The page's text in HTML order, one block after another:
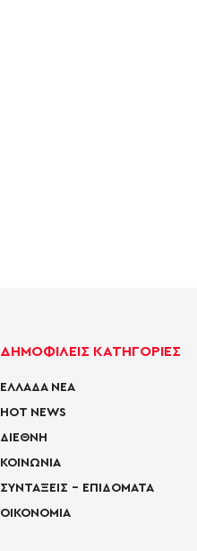
ΔΗΜΟΦΙΛΕΙΣ ΚΑΤΗΓΟΡΙΕΣ
ΕΛΛΑΔΑ ΝΕΑ
HOT NEWS
ΔΙΕΘΝΗ
ΚΟΙΝΩΝΙΑ
ΣΥΝΤΑΞΕΙΣ – ΕΠΙΔΟΜΑΤΑ
ΟΙΚΟΝΟΜΙΑ